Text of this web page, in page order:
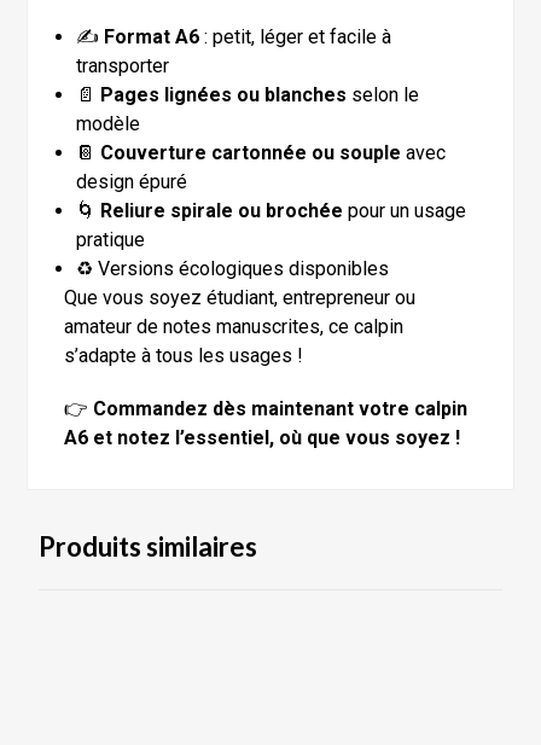
✍️ Format A6 : petit, léger et facile à
transporter
📄 Pages lignées ou blanches selon le
modèle
📔 Couverture cartonnée ou souple avec
design épuré
🌀 Reliure spirale ou brochée pour un usage
pratique
♻️ Versions écologiques disponibles
Que vous soyez étudiant, entrepreneur ou
amateur de notes manuscrites, ce calpin
s’adapte à tous les usages !
👉 Commandez dès maintenant votre calpin
A6 et notez l’essentiel, où que vous soyez !
Produits similaires